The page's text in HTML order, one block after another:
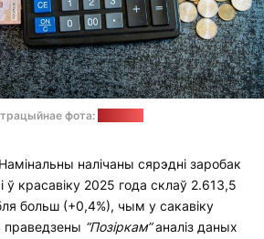
фота:
Намінальны налічаны сярэдні заробак
ў красавіку 2025 года склаў 2.613,5
больш (+0,4%), чым у сакавіку
праведзены “Позіркам”аналіз даных